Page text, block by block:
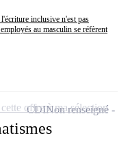
inclusive n'est pas
au masculin se réfèrent
CDINon renseigné
offre à ma sélection